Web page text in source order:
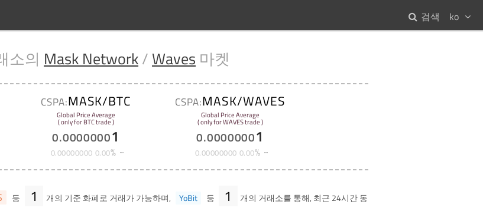
ko
검색
소의 Mask Network/ Waves 마켓
CSPA:MASK/BTC
Global Price Average
( only for BTC trade )
0.00000001
0.00000000 0.00%
CSPA:MASK/WAVES
Global Price Average
( only for WAVES trade )
0.00000001
0.00000000 0.00%
등 1 개의 기준 화폐로 거래가 가능하며, YoBit 등 1 개의 거래소를 통해, 최근 24시간 동